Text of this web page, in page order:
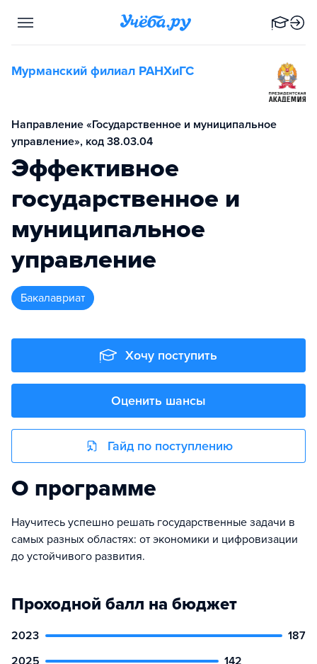
Мурманский филиал РАНХиГС
Направление «Государственное и муниципальное
управление», код 38.03.04
Эффективное
государственное и
муниципальное
управление
бакалавриат
Хочу поступить
Оценить шансы
Гайд по поступлению
О программе
Научитесь успешно решать государственные задачи в
самых разных областях: от экономики и цифровизации
до устойчивого развития.
Проходной балл на бюджет
2023
187
2025
142